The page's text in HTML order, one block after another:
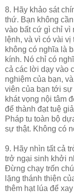
8. Hãy khảo sát
thứ. Bạn không
vào bất cứ gì chỉ vì
lệnh, và vì có vài
không có nghĩa là
kính. Nó chỉ có
cả các lời dạy vào
nghiệm của bạn,
viên của bạn tới
khát vọng nội tâm
để thành đạt tuệ
Pháp tu toàn bộ
sự thật. Không có
9. Hãy nhìn tất cả
trở ngại sinh khởi
Đừng chạy trốn
lặng thánh thiện
thêm hạt lúa để